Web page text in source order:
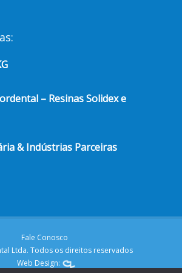
– Resinas Solidex e
& Indústrias Parceiras
Fale Conosco
Ltda. Todos os direitos reservados
Web Design: